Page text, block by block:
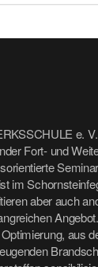
e.
Fort- und
im
aber auch
aus